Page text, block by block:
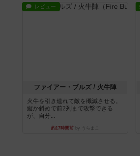
レビュー
ファイアー・ブルズ / 火牛陣
火牛を引き連れて敵を殲滅させる。
縦か斜めで前2列まで攻撃できる
が、自分...
約17時間前 by うらまこ